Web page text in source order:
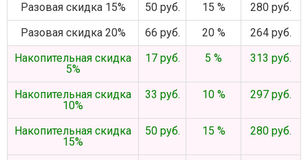
Разовая скидка 15%
50 руб. 15 %
280 руб.
Разовая скидка 20%
66 руб. 20 %
264 руб.
Накопительная скидка
5%
17 руб. 5 % 313 руб.
Накопительная скидка
10%
33 руб. 10 % 297 руб.
Накопительная скидка
15%
50 руб. 15 % 280 руб.